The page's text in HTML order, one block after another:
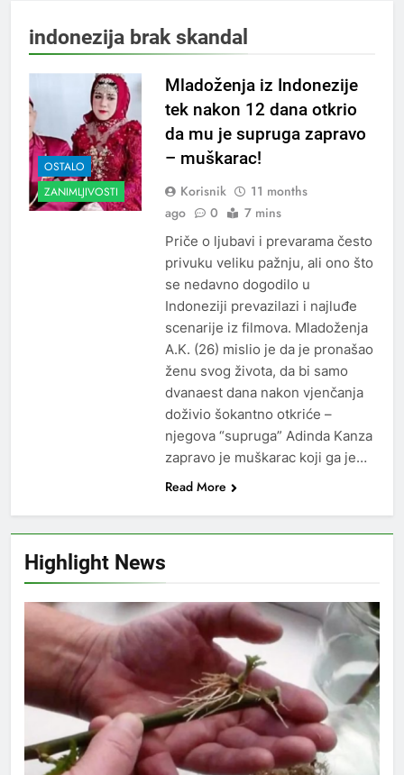
Highlight News
indonezija brak skandal
OSTALO
ZANIMLJIVOSTI
Mladoženja iz Indonezije
tek nakon 12 dana otkrio
da mu je supruga zapravo
– muškarac!
Korisnik
11 months
ago
0 7 mins
Priče o ljubavi i prevarama često
privuku veliku pažnju, ali ono što
se nedavno dogodilo u
Indoneziji prevazilazi i najluđe
scenarije iz filmova. Mladoženja
A.K. (26) mislio je da je pronašao
ženu svog života, da bi samo
dvanaest dana nakon vjenčanja
doživio šokantno otkriće –
njegova “supruga” Adinda Kanza
zapravo je muškarac koji ga je…
Read More